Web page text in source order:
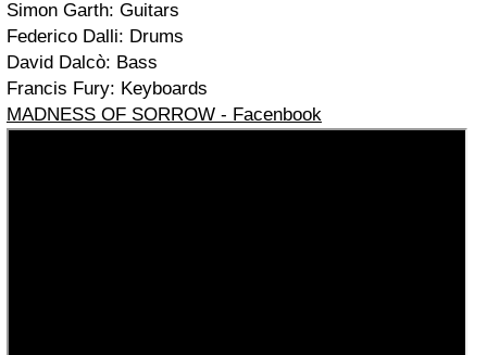
Simon Garth: Guitars
Federico Dalli: Drums
David Dalcò: Bass
Francis Fury: Keyboards
MADNESS OF SORROW - Facenbook